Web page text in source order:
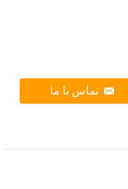
تماس با ما